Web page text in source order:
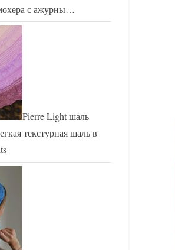
с ажурны…
Pierre Light шаль
текстурная шаль в